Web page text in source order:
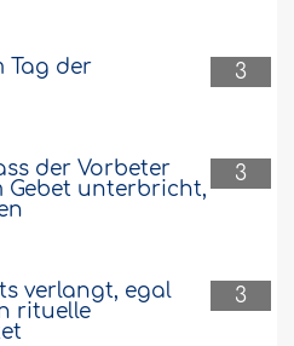
3
Tag der
3
der Vorbeter
Gebet unterbricht,
3
verlangt, egal
rituelle